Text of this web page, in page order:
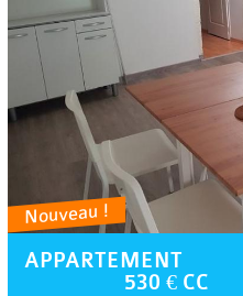
Nouveau !
APPARTEMENT
530 € CC